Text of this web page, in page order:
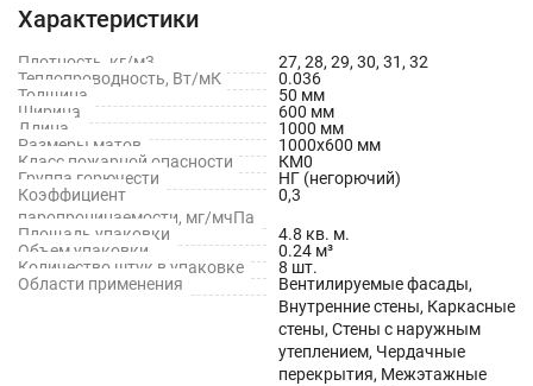
Минплита марки «ИЗБА» также рекомендована для
применения в звукоизолирующих и звукопоглощающих
конструкциях для снижения шума в помещениях.
Характеристики
Плотность, кг/м3
27, 28, 29, 30, 31, 32
Теплопроводность, Вт/мК
0.036
Толщина
50 мм
Ширина
600 мм
Длина
1000 мм
Размеры матов
1000x600 мм
Класс пожарной опасности
КМ0
Группа горючести
НГ (негорючий)
Коэффициент
паропроницаемости, мг/мчПа
0,3
Площадь упаковки
4.8 кв. м.
Объем упаковки
0.24 м³
Количество штук в упаковке
8 шт.
Области применения
Вентилируемые фасады,
Внутренние стены, Каркасные
стены, Стены с наружным
утеплением, Чердачные
перекрытия, Межэтажные